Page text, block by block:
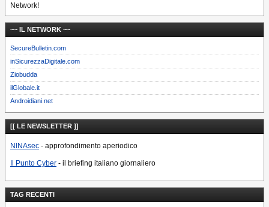
Network!
~~ IL NETWORK ~~
SecureBulletin.com
inSicurezzaDigitale.com
Ziobudda
ilGlobale.it
Androidiani.net
[[ LE NEWSLETTER ]]
NINAsec - approfondimento aperiodico
Il Punto Cyber - il briefing italiano giornaliero
TAG RECENTI